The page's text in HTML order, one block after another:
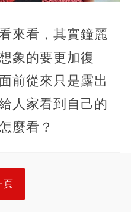
來看，其實鐘麗
象的要更加復
前從來只是露出
人家看到自己的
麼看？
頁